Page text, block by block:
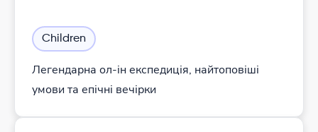
Children
Легендарна ол-ін експедиція, найтоповіші
умови та епічні вечірки